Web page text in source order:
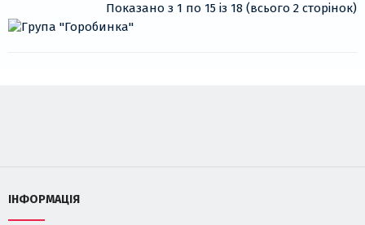
Показано з 1 по 15 із 18 (всього 2 сторінок)
ІНФОРМАЦІЯ